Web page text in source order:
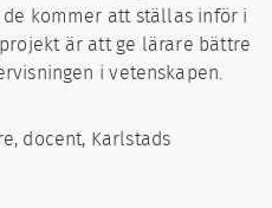
kommer att ställas inför i
är att ge lärare bättre
i vetenskapen.
docent, Karlstads